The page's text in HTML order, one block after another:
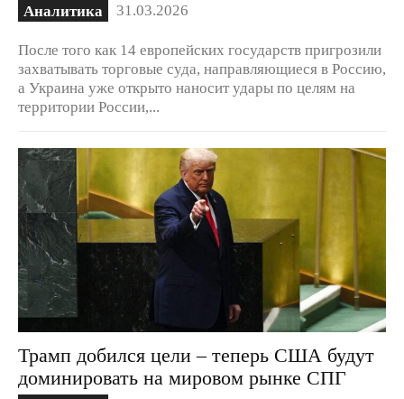
Аналитика 31.03.2026
После того как 14 европейских государств пригрозили
захватывать торговые суда, направляющиеся в Россию,
а Украина уже открыто наносит удары по целям на
территории России,...
Трамп добился цели – теперь США будут
доминировать на мировом рынке СПГ